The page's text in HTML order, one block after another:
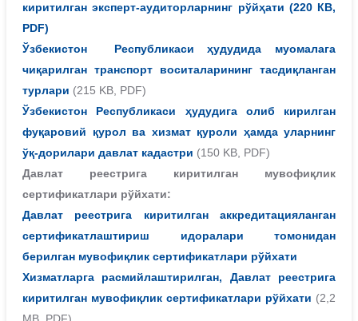
киритилган эксперт-аудиторларнинг рўйҳати (220 КB,
PDF)
Ўзбекистон Республикаси ҳудудида муомалага
чиқарилган транспорт воситаларининг тасдиқланган
турлари (215 KB, PDF)
Ўзбекистон Республикаси ҳудудига олиб кирилган
фуқаровий қурол ва хизмат қуроли ҳамда уларнинг
ўқ-дорилари давлат кадастри (150 KB, PDF)
Давлат реестрига киритилган мувофиқлик
сертификатлари рўйхати:
Давлат реестрига киритилган аккредитацияланган
сертификатлаштириш идоралари томонидан
берилган мувофиқлик сертификатлари рўйхати
Хизматларга расмийлаштирилган, Давлат реестрига
киритилган мувофиқлик сертификатлари рўйхати (2,2